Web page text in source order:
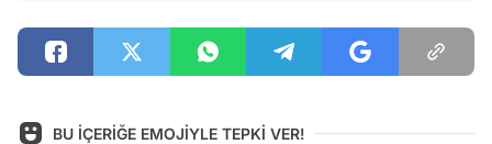
BU İÇERİĞE EMOJİYLE TEPKİ VER!